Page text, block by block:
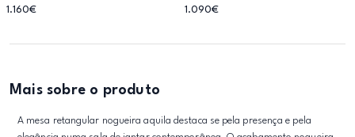
1.160€ 1.090€
Mais sobre o produto
A mesa retangular nogueira aquila destaca se pela presença e pela